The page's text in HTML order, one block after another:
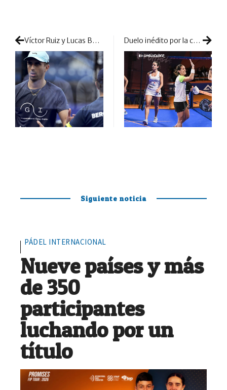
Víctor Ruiz y Lucas Bergamini agitan México: partido más que completo y victoria ante la dupla nº2, Paquito y Tello Duelo inédito por la corona: cara a cara de Virseda y Las Heras contra unas crecidas Sainz y Mesa
Siguiente noticia
PÁDEL INTERNACIONAL
Nueve países y más
de 350
participantes
luchando por un
título